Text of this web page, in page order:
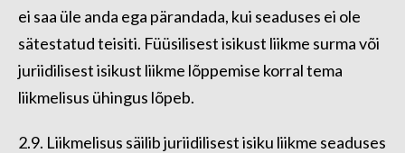
ei saa üle anda ega pärandada, kui seaduses ei ole
sätestatud teisiti. Füüsilisest isikust liikme surma või
juriidilisest isikust liikme lõppemise korral tema
liikmelisus ühingus lõpeb.
2.9. Liikmelisus säilib juriidilisest isiku liikme seaduses